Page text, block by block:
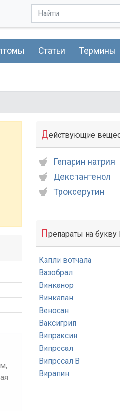
Статьи Термины
Действующие
Гепарин натрия
Декспантенол
Троксерутин
Препараты на букву
Капли вотчала
Вазобрал
Винканор
Винкапан
Веносан
Ваксигрип
Випраксин
Випросал
Випросал В
Вирапин